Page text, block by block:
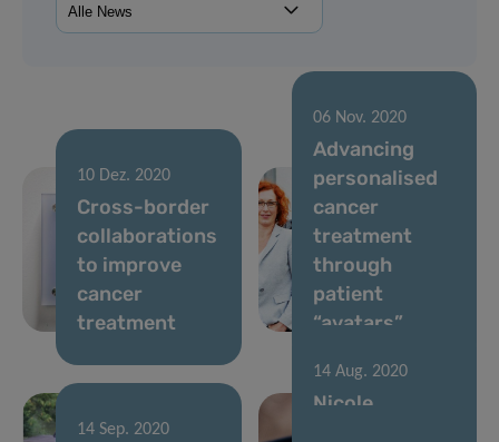
10 Dez. 2020
Cross-border
collaborations
to improve
cancer
treatment
06 Nov. 2020
Advancing
personalised
cancer
treatment
through
patient
“avatars”
14 Sep. 2020
14 Aug. 2020
Nicole